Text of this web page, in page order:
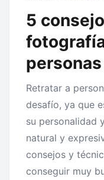
5
personas
Retratar a
desafío, ya que
su personalidad
natural y
consejos y
conseguir muy